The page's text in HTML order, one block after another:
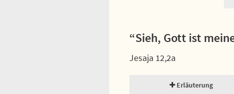
“Sieh, Gott ist
Jesaja 12,2a
Erläuterung